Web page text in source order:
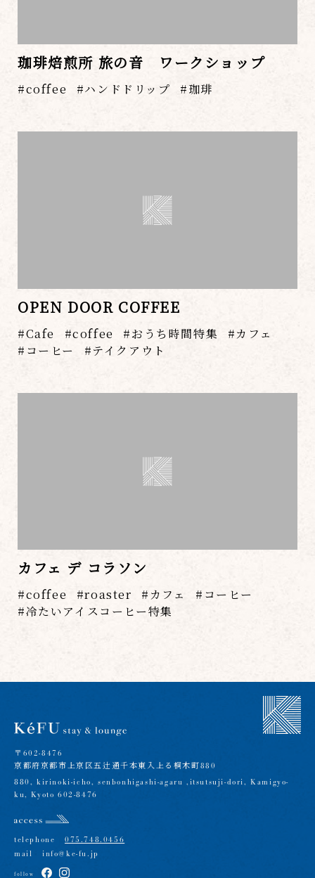
珈琲焙煎所 旅の音 ワークショップ
coffee ハンドドリップ 珈琲
OPEN DOOR COFFEE
Cafe coffee おうち時間特集
カフェ
コーヒー
テイクアウト
カフェ デ コラソン
coffee roaster カフェ
コーヒー
冷たいアイスコーヒー特集
〒602-8476
京都府京都市上京区五辻通千本東入上る桐木町880
880, kirinoki-icho, senbonhigashi-agaru ,itsutsuji-dori, Kamigyo-
ku, Kyoto 602-8476
telephone 075.748.0456
mail info@ke-fu.jp
follow